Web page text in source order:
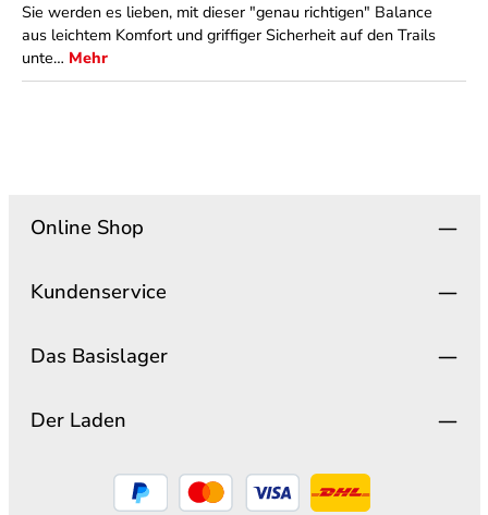
Sie werden es lieben, mit dieser "genau richtigen" Balance
aus leichtem Komfort und griffiger Sicherheit auf den Trails
unte… Mehr
Online Shop
Kundenservice
Das Basislager
Der Laden